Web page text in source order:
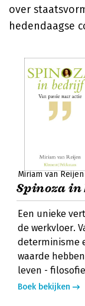
over
hedendaagse
Miriam van Reijen
Spinoza
Een unieke
de werkvloer.
determinisme
waarde
leven -
Boek bekijken